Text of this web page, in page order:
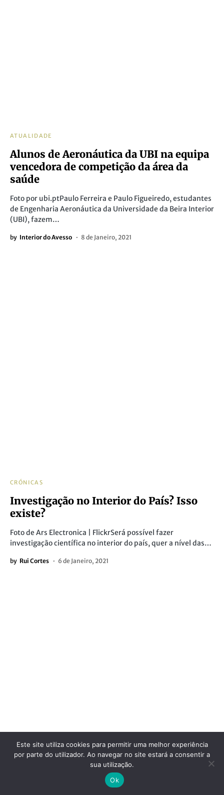
ATUALIDADE
Alunos de Aeronáutica da UBI na equipa
vencedora de competição da área da
saúde
Foto por ubi.ptPaulo Ferreira e Paulo Figueiredo, estudantes
de Engenharia Aeronáutica da Universidade da Beira Interior
(UBI), fazem…
by Interior do Avesso 8 de Janeiro, 2021
CRÓNICAS
Investigação no Interior do País? Isso
existe?
Foto de Ars Electronica | FlickrSerá possível fazer
investigação científica no interior do país, quer a nível das…
by Rui Cortes 6 de Janeiro, 2021
Este site utiliza cookies para permitir uma melhor experiência
por parte do utilizador. Ao navegar no site estará a consentir a
sua utilização.
Ok